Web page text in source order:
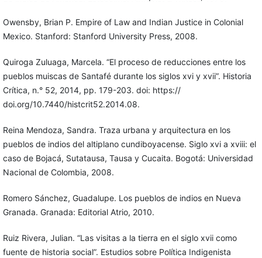
Owensby, Brian P. Empire of Law and Indian Justice in Colonial
Mexico. Stanford: Stanford University Press, 2008.
Quiroga Zuluaga, Marcela. “El proceso de reducciones entre los
pueblos muiscas de Santafé durante los siglos xvi y xvii”. Historia
Crítica, n.° 52, 2014, pp. 179-203. doi: https://
doi.org/10.7440/histcrit52.2014.08.
Reina Mendoza, Sandra. Traza urbana y arquitectura en los
pueblos de indios del altiplano cundiboyacense. Siglo xvi a xviii: el
caso de Bojacá, Sutatausa, Tausa y Cucaita. Bogotá: Universidad
Nacional de Colombia, 2008.
Romero Sánchez, Guadalupe. Los pueblos de indios en Nueva
Granada. Granada: Editorial Atrio, 2010.
Ruiz Rivera, Julian. “Las visitas a la tierra en el siglo xvii como
fuente de historia social”. Estudios sobre Política Indigenista